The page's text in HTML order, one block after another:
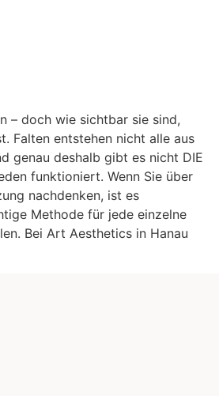
– doch wie sichtbar sie sind,
Falten entstehen nicht alle aus
genau deshalb gibt es nicht DIE
funktioniert. Wenn Sie über
nachdenken, ist es
Methode für jede einzelne
Bei Art Aesthetics in Hanau